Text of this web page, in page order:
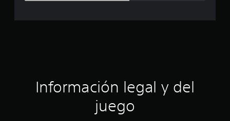
a
ó
Información legal y del
juego